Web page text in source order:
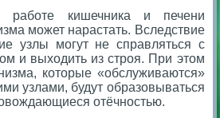
работе кишечника и печени
может нарастать. Вследствие
узлы могут не справляться с
и выходить из строя. При этом
которые «обслуживаются»
узлами, будут образовываться
отёчностью.